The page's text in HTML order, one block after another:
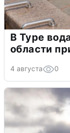
В Туре
области
4 августа 0